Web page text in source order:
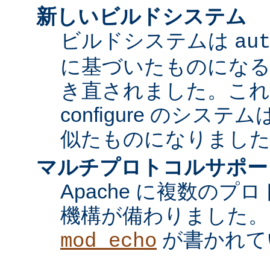
新しいビルドシステム
ビルドシステムは
に基づいたものにな
き直されました。こ
configure のシステム
似たものになりまし
マルチプロトコルサポ
Apache に複数のプ
機構が備わりました
mod_echo が書かれ